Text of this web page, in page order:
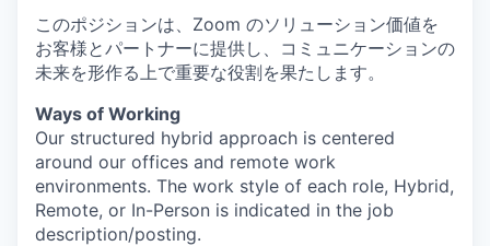
このポジションは、Zoom のソリューション価値を
お客様とパートナーに提供し、コミュニケーションの
未来を形作る上で重要な役割を果たします。
Ways of Working
Our structured hybrid approach is centered
around our offices and remote work
environments. The work style of each role, Hybrid,
Remote, or In-Person is indicated in the job
description/posting.